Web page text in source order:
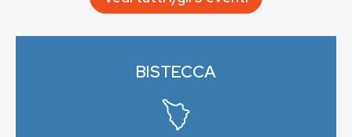
BISTECCA